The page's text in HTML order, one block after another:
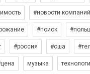
#новости компаний
#поиск
#россия #сша
музыка